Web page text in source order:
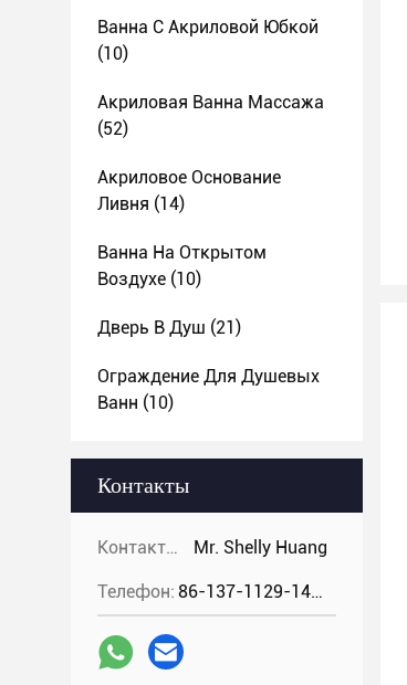
Ванна С Акриловой Юбкой
(10)
Акриловая Ванна Массажа
(52)
Акриловое Основание
Ливня (14)
Ванна На Открытом
Воздухе (10)
Дверь В Душ (21)
Ограждение Для Душевых
Ванн (10)
Контакты
Контакты: Mr. Shelly Huang
Телефон: 86-137-1129-1448